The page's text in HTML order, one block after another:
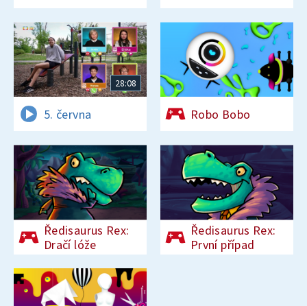
28:08
5. června Robo Bobo
Ředisaurus Rex:
Dračí lóže
Ředisaurus Rex:
První případ